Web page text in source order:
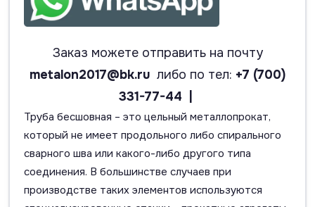
Заказ можете отправить на почту
metalon2017@bk.ru либо по тел: +7 (700)
331-77-44 |
Труба бесшовная – это цельный металлопрокат,
который не имеет продольного либо спирального
сварного шва или какого-либо другого типа
соединения. В большинстве случаев при
производстве таких элементов используются